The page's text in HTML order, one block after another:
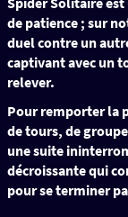
de patience ; sur
duel contre un
captivant avec un
relever.
Pour remporter la
de tours, de
une suite
décroissante qui
pour se terminer